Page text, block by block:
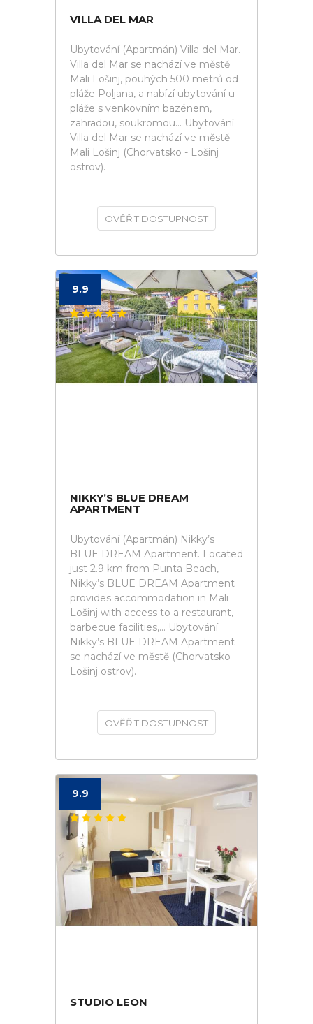
VILLA DEL MAR
Ubytování (Apartmán) Villa del Mar.
Villa del Mar se nachází ve městě
Mali Lošinj, pouhých 500 metrů od
pláže Poljana, a nabízí ubytování u
pláže s venkovním bazénem,
zahradou, soukromou... Ubytování
Villa del Mar se nachází ve městě
Mali Lošinj (Chorvatsko - Lošinj
ostrov).
OVĚŘIT DOSTUPNOST
9.9
NIKKY’S BLUE DREAM
APARTMENT
Ubytování (Apartmán) Nikky’s
BLUE DREAM Apartment. Located
just 2.9 km from Punta Beach,
Nikky’s BLUE DREAM Apartment
provides accommodation in Mali
Lošinj with access to a restaurant,
barbecue facilities,... Ubytování
Nikky’s BLUE DREAM Apartment
se nachází ve městě (Chorvatsko -
Lošinj ostrov).
OVĚŘIT DOSTUPNOST
9.9
STUDIO LEON